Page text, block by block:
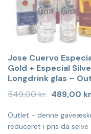
Jose Cuervo
Gold + Especial
Longdrink glas –
549,00kr. Den
oprindelige
var:
549,00 kr..
489,00
Outlet - denne
reduceret i pris da selve